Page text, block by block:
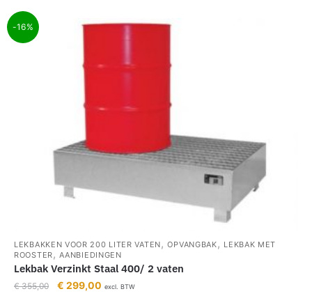
-16%
LEKBAKKEN VOOR 200 LITER VATEN,OPVANGBAK, LEKBAK MET
ROOSTER,AANBIEDINGEN
Lekbak Verzinkt Staal 400/ 2 vaten
€355,00 € 299,00 excl. BTW